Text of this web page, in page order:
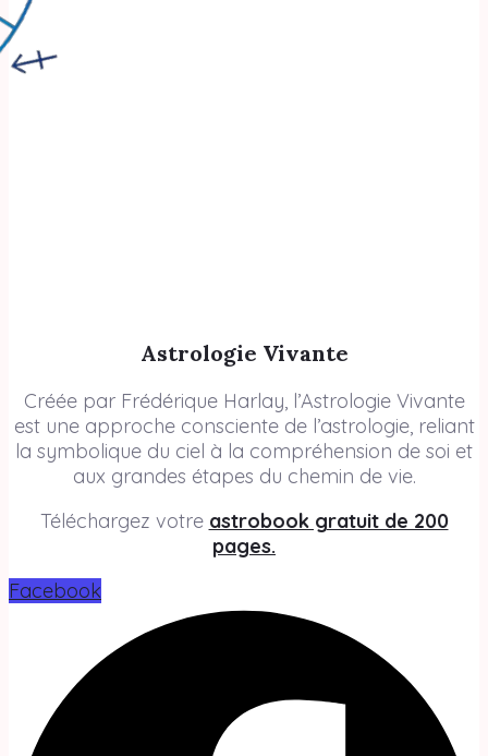
Astrologie Vivante
Créée par Frédérique Harlay, l’Astrologie Vivante
est une approche consciente de l’astrologie, reliant
la symbolique du ciel à la compréhension de soi et
aux grandes étapes du chemin de vie.
Téléchargez votre astrobook gratuit de 200
pages.
Facebook